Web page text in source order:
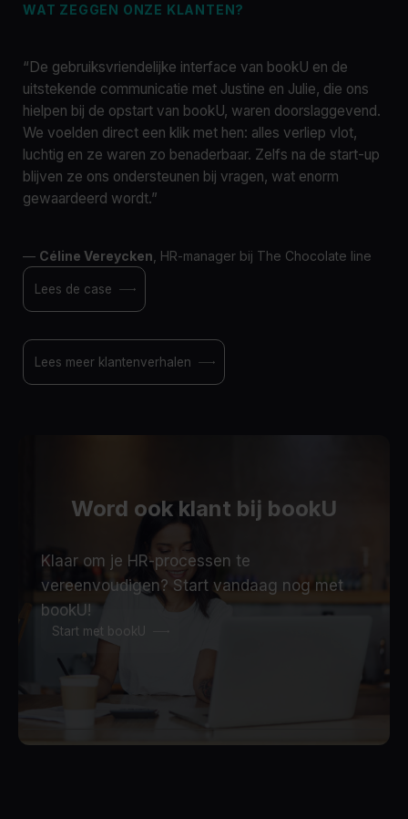
WAT ZEGGEN ONZE KLANTEN?
“De gebruiksvriendelijke interface van bookU en de
uitstekende communicatie met Justine en Julie, die ons
hielpen bij de opstart van bookU, waren doorslaggevend.
We voelden direct een klik met hen: alles verliep vlot,
luchtig en ze waren zo benaderbaar. Zelfs na de start-up
blijven ze ons ondersteunen bij vragen, wat enorm
gewaardeerd wordt.”
Lees de case
— Céline Vereycken , HR-manager bij The Chocolate line
Lees meer klantenverhalen
Word ook klant bij bookU
Klaar om je HR-processen te
vereenvoudigen? Start vandaag nog met
bookU!
Start met bookU